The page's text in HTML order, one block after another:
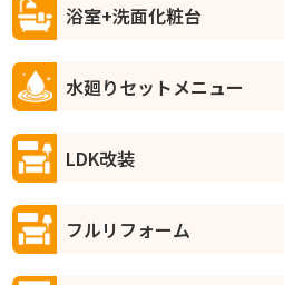
浴室+洗面化粧台
水廻りセットメニュー
LDK改装
フルリフォーム